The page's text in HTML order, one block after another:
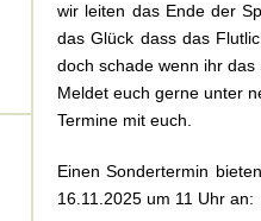
wir leiten das Ende der
das Glück dass das
doch schade wenn ihr
Meldet euch gerne unter
Termine mit euch.
Einen Sondertermin
16.11.2025 um 11 Uhr an: